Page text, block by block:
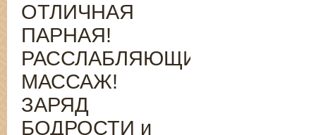
ОТЛИЧНАЯ
ПАРНАЯ!
РАССЛАБЛЯЮЩИЙ
МАССАЖ!
ЗАРЯД
БОДРОСТИ и